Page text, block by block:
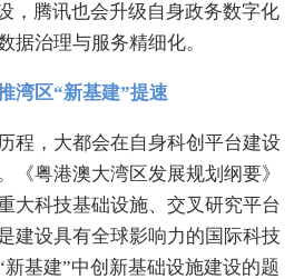
，腾讯也会升级自身政务数字化
据治理与服务精细化。
湾区“新基建”提速
程，大都会在自身科创平台建设
《粤港澳大湾区发展规划纲要》
大科技基础设施、交叉研究平台
建设具有全球影响力的国际科技
基建”中创新基础设施建设的题